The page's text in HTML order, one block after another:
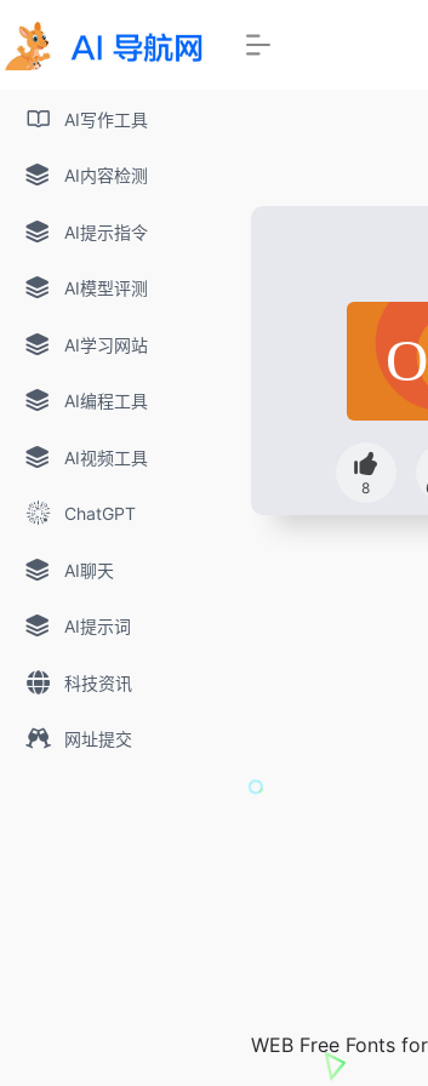
AI写作工具
AI内容检测
AI提示指令
AI模型评测
AI学习网站
AI编程工具
AI视频工具
ChatGPT
AI聊天
AI提示词
科技资讯
网址提交
8
WEB Free Fonts